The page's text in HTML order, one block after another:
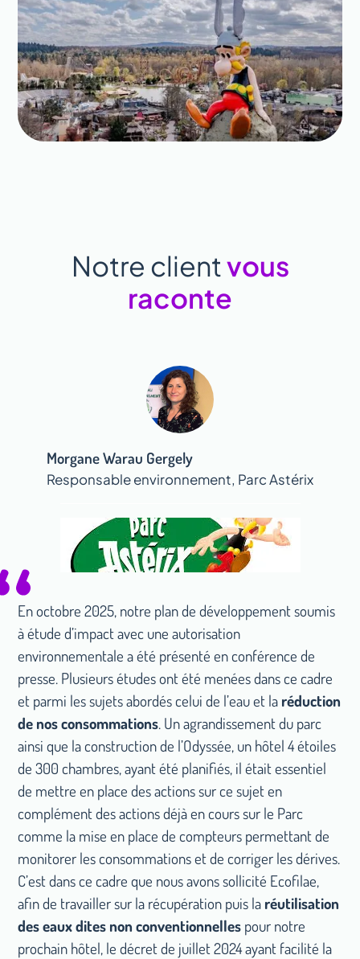
Notre clientvous
raconte
Morgane Warau Gergely
Responsable environnement, Parc Astérix
En octobre 2025, notre plan de développement soumis
à étude d’impact avec une autorisation
environnementale a été présenté en conférence de
presse. Plusieurs études ont été menées dans ce cadre
et parmi les sujets abordés celui de l’eau et la réduction
de nos consommations. Un agrandissement du parc
ainsi que la construction de l’Odyssée, un hôtel 4 étoiles
de 300 chambres, ayant été planifiés, il était essentiel
de mettre en place des actions sur ce sujet en
complément des actions déjà en cours sur le Parc
comme la mise en place de compteurs permettant de
monitorer les consommations et de corriger les dérives.
C’est dans ce cadre que nous avons sollicité Ecofilae,
afin de travailler sur la récupération puis la réutilisation
des eaux dites non conventionnelles pour notre
prochain hôtel, le décret de juillet 2024 ayant facilité la